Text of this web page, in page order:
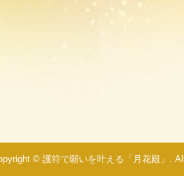
© 護符で願いを叶える「月花殿」.